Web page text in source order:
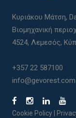
Κυριάκου Μάτση,
Βιομηχανική
4524, Λεμεσός,
+357 22 587100
info@gevorest.com
Cookie Policy